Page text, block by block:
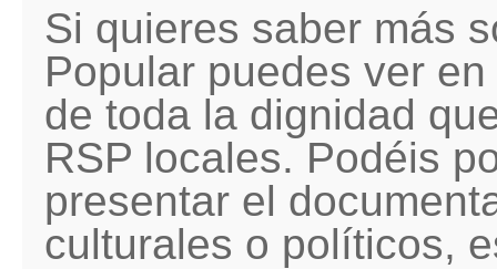
Si quieres saber más
Popular puedes ver
de toda la dignidad
RSP locales. Podéis
presentar el
culturales o políticos,